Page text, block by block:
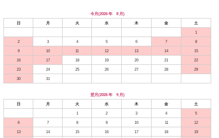
今月(2026 年 8 月)
日
月 火 水 木 金
土
1
2
3 4 5 6 7
8
9
10 11 12 13 14
15
16
17 18 19 20 21
22
23
24 25 26 27 28
29
30
31
翌月(2026 年 9 月)
日
月 火 水 木 金
土
1
2 3 4
5
6
7 8 9 10 11
12
13
14 15 16 17 18
19